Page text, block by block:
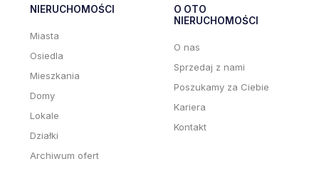
NIERUCHOMOŚCI
Miasta
Osiedla
Mieszkania
Domy
Lokale
Działki
Archiwum ofert
O OTO
NIERUCHOMOŚCI
O nas
Sprzedaj z nami
Poszukamy za Ciebie
Kariera
Kontakt